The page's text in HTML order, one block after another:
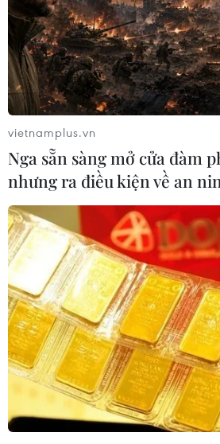
Bệnh viện Sản Nhi Nghệ An chia
nhưng phần thưởng quý giá nhất
ông và đồng nghiệp mang lại cho
Phẫu thuật thành công
khối u khoang bên họng
03/01/2024 10:39
Sau ca mổ kéo dài gần 4 tiếng
vietnamplus.vn
Nga sẵn sàng mở cửa đàm
nhưng ra điều kiện về an